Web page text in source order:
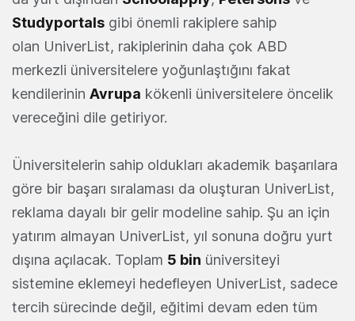
Studyportals gibi önemli rakiplere sahip
olan UniverList, rakiplerinin daha çok ABD
merkezli üniversitelere yoğunlaştığını fakat
kendilerinin Avrupa kökenli üniversitelere öncelik
vereceğini dile getiriyor.
Üniversitelerin sahip oldukları akademik başarılara
göre bir başarı sıralaması da oluşturan UniverList,
reklama dayalı bir gelir modeline sahip. Şu an için
yatırım almayan UniverList, yıl sonuna doğru yurt
dışına açılacak. Toplam 5 bin üniversiteyi
sistemine eklemeyi hedefleyen UniverList, sadece
tercih sürecinde değil, eğitimi devam eden tüm